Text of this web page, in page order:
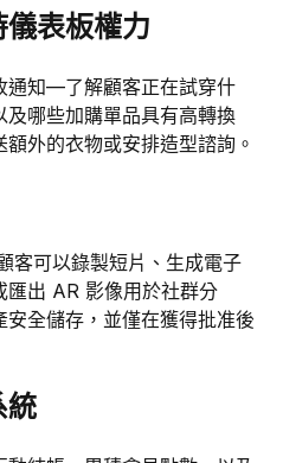
表板權力
通知—了解顧客正在試穿什
哪些加購單品具有高轉換
外的衣物或安排造型諮詢。
客可以錄製短片、生成電子
出 AR 影像用於社群分
全儲存，並僅在獲得批准後
統